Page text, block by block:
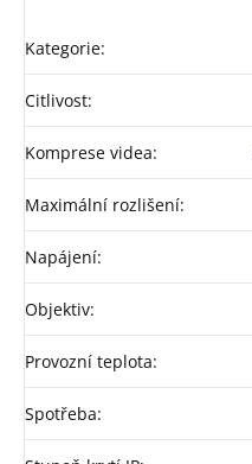
Kategorie:
Citlivost:
Komprese videa:
Maximální rozlišení:
Napájení:
Objektiv:
Provozní teplota:
Spotřeba: